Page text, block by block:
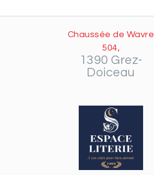
Chaussée de Wavre
504,
1390 Grez-
Doiceau